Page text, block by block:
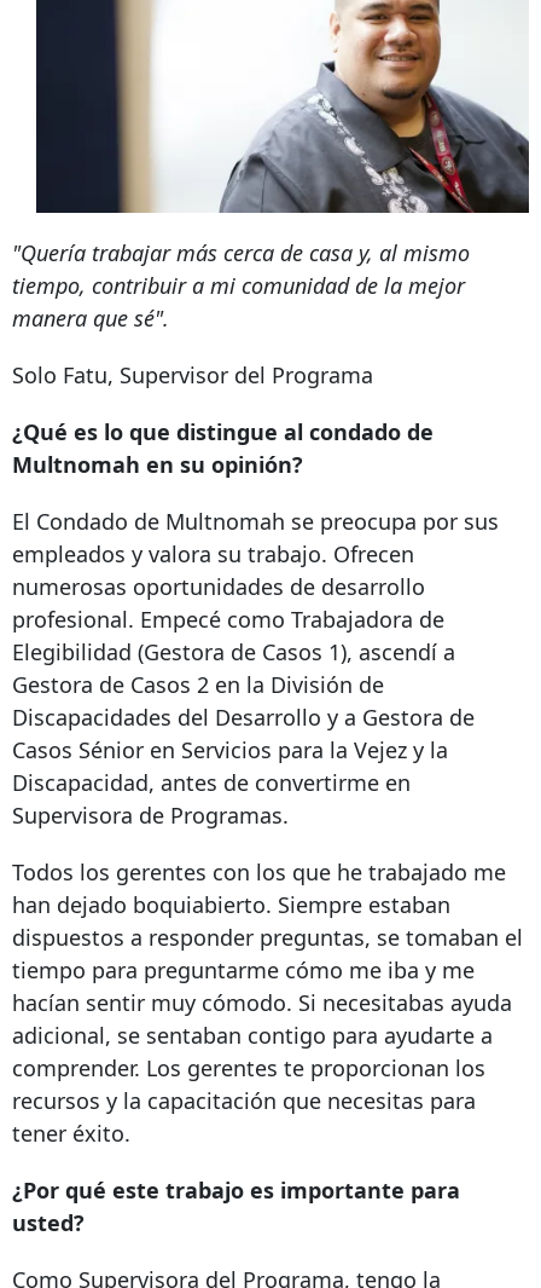
"Quería trabajar más cerca de casa y, al mismo
tiempo, contribuir a mi comunidad de la mejor
manera que sé".
Solo Fatu, Supervisor del Programa
¿Qué es lo que distingue al condado de
Multnomah en su opinión?
El Condado de Multnomah se preocupa por sus
empleados y valora su trabajo. Ofrecen
numerosas oportunidades de desarrollo
profesional. Empecé como Trabajadora de
Elegibilidad (Gestora de Casos 1), ascendí a
Gestora de Casos 2 en la División de
Discapacidades del Desarrollo y a Gestora de
Casos Sénior en Servicios para la Vejez y la
Discapacidad, antes de convertirme en
Supervisora ​​de Programas.
Todos los gerentes con los que he trabajado me
han dejado boquiabierto. Siempre estaban
dispuestos a responder preguntas, se tomaban el
tiempo para preguntarme cómo me iba y me
hacían sentir muy cómodo. Si necesitabas ayuda
adicional, se sentaban contigo para ayudarte a
comprender. Los gerentes te proporcionan los
recursos y la capacitación que necesitas para
tener éxito.
¿Por qué este trabajo es importante para
usted?
Como Supervisora ​​del Programa, tengo la